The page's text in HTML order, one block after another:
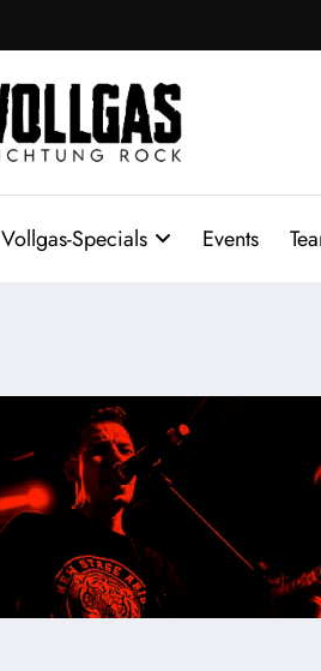
Vollgas-Specials Events